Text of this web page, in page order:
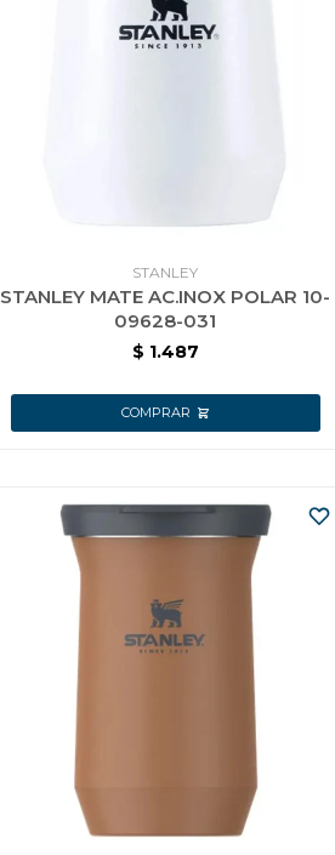
STANLEY
STANLEY MATE AC.INOX POLAR 10-
09628-031
$ 1.487